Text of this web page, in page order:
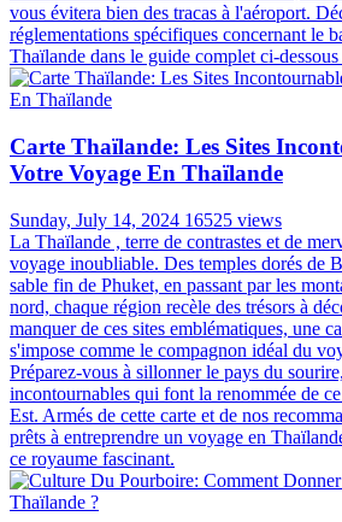
vous évitera bien des tracas à l'aéroport.
réglementations spécifiques concernant le
Thaïlande dans le guide complet ci-dessous
Carte Thaïlande: Les Sites
Votre Voyage En Thaïlande
Sunday, July 14, 2024 16525 views
La Thaïlande , terre de contrastes et de
voyage inoubliable. Des temples dorés de
sable fin de Phuket, en passant par les
nord, chaque région recèle des trésors à
manquer de ces sites emblématiques, une
s'impose comme le compagnon idéal du
Préparez-vous à sillonner le pays du
incontournables qui font la renommée de
Est. Armés de cette carte et de nos
prêts à entreprendre un voyage en
ce royaume fascinant.